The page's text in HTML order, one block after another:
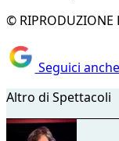
© RIPRODUZIONE
Seguici
Altro di Spettacoli